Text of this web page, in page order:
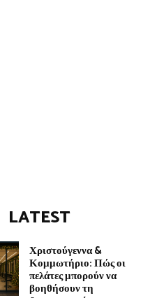
LATEST
Χριστούγεννα &
Κομμωτήριο: Πώς οι
πελάτες μπορούν να
βοηθήσουν τη